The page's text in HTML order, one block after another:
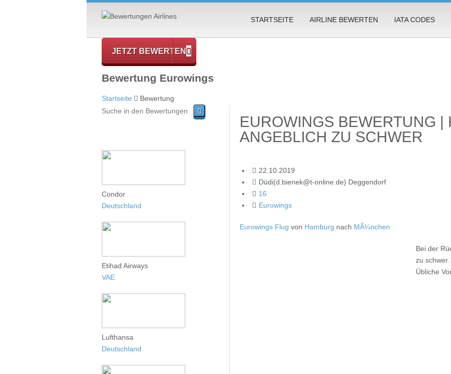
STARTSEITE AIRLINE BEWERTEN IATA CODES
JETZT BEWERTEN
Bewertung Eurowings
Startseite Bewertung
EUROWINGS BEWERTUNG |
ANGEBLICH ZU SCHWER
22.10.2019
Düdi(d.bienek@t-online.de) Deggendorf
16
Eurowings
Eurowings Flug von Hamburg nach MÃ¼nchen
Bei der
zu schwer.
Übliche
Condor
Deutschland
Etihad Airways
VAE
Lufthansa
Deutschland